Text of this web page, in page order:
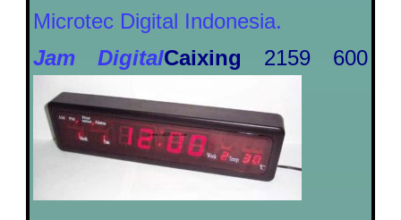
Microtec Digital Indonesia.
Jam DigitalCaixing 2159 600